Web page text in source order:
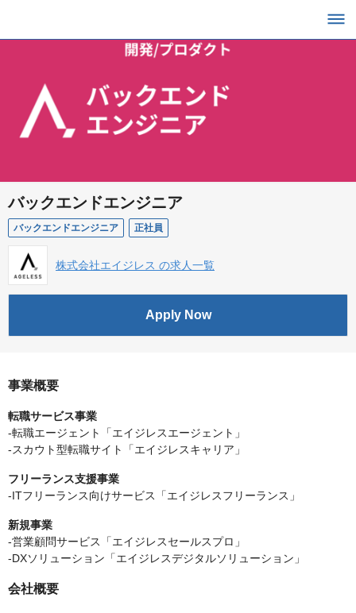
バックエンドエンジニア
バックエンドエンジニア 正社員
株式会社エイジレス の求人一覧
Apply Now
事業概要
転職サービス事業
-転職エージェント「エイジレスエージェント」
-スカウト型転職サイト「エイジレスキャリア」
フリーランス支援事業
-ITフリーランス向けサービス「エイジレスフリーランス」
新規事業
-営業顧問サービス「エイジレスセールスプロ」
-DXソリューション「エイジレスデジタルソリューション」
会社概要